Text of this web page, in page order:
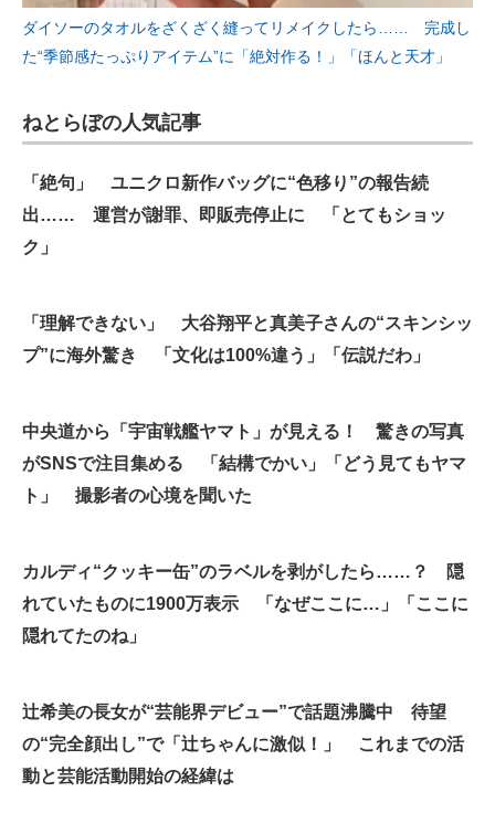
ダイソーのタオルをざくざく縫ってリメイクしたら…… 完成し
た“季節感たっぷりアイテム”に「絶対作る！」「ほんと天才」
ねとらぼの人気記事
「絶句」 ユニクロ新作バッグに“色移り”の報告続
出…… 運営が謝罪、即販売停止に 「とてもショッ
ク」
「理解できない」 大谷翔平と真美子さんの“スキンシッ
プ”に海外驚き 「文化は100%違う」「伝説だわ」
中央道から「宇宙戦艦ヤマト」が見える！ 驚きの写真
がSNSで注目集める 「結構でかい」「どう見てもヤマ
ト」 撮影者の心境を聞いた
カルディ“クッキー缶”のラベルを剥がしたら……？ 隠
れていたものに1900万表示 「なぜここに…」「ここに
隠れてたのね」
辻希美の長女が“芸能界デビュー”で話題沸騰中 待望
の“完全顔出し”で「辻ちゃんに激似！」 これまでの活
動と芸能活動開始の経緯は